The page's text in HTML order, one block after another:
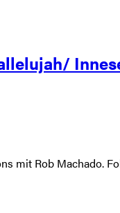
mit Rob Machado.